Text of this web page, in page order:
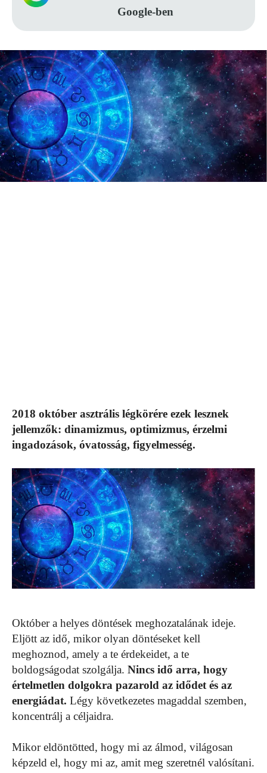
Google-ben
2018 október asztrális légkörére ezek lesznek
jellemzők: dinamizmus, optimizmus, érzelmi
ingadozások, óvatosság, figyelmesség.
Október a helyes döntések meghozatalának ideje.
Eljött az idő, mikor olyan döntéseket kell
meghoznod, amely a te érdekeidet, a te
boldogságodat szolgálja. Nincs idő arra, hogy
értelmetlen dolgokra pazarold az idődet és az
energiádat. Légy következetes magaddal szemben,
koncentrálj a céljaidra.
Mikor eldöntötted, hogy mi az álmod, világosan
képzeld el, hogy mi az, amit meg szeretnél valósítani.